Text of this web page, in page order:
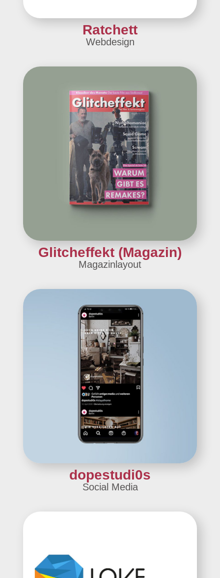
Ratchett
Webdesign
Glitcheffekt (Magazin)
Magazinlayout
dopestudi0s
Social Media